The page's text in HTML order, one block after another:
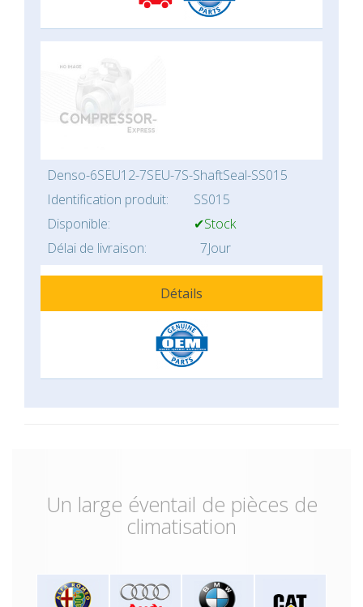
Denso-6SEU12-7SEU-7S-ShaftSeal-SS015
Identification produit:
SS015
Disponible:
✔Stock
Délai de livraison:
7Jour
Détails
Un large éventail de pièces de
climatisation